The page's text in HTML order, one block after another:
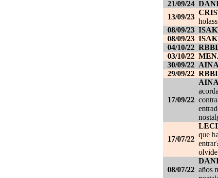
21/09/24
13/09/23
08/09/23
08/09/23
04/10/22
03/10/22
30/09/22
29/09/22
17/09/22
17/07/22
que
08/07/22 años